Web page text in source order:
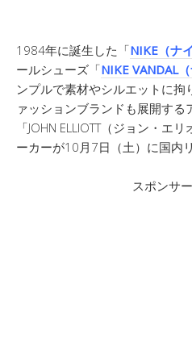
1984年に誕生した「NIKE（ナ
ールシューズ「NIKE VANDAL
ンプルで素材やシルエットに拘
ァッションブランドも展開する
「JOHN ELLIOTT（ジョン・エ
ーカーが10月7日（土）に国内
スポンサ